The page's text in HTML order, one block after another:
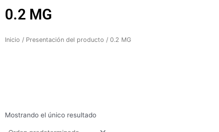
0.2 MG
Inicio / Presentación del producto / 0.2 MG
Mostrando el único resultado